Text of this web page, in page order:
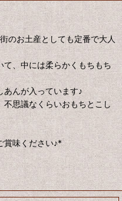
のお土産としても定番で大人
、中には柔らかくもちもち
あんが入っています♪
思議なくらいおもちとこし
味ください♪*